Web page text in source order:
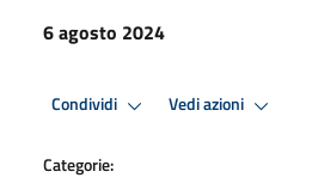
6 agosto 2024
Condividi Vedi azioni
Categorie: